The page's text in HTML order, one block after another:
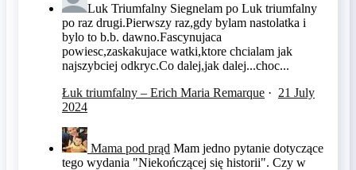
Luk Triumfalny Siegnelam po Luk triumfalny
po raz drugi.Pierwszy raz,gdy bylam nastolatka i
bylo to b.b. dawno.Fascynujaca
powiesc,zaskakujace watki,ktore chcialam jak
najszybciej odkryc.Co dalej,jak dalej...choc...
Łuk triumfalny – Erich Maria Remarque · 21 July
2024
Mama pod prąd Mam jedno pytanie dotyczące
tego wydania "Niekończącej się historii". Czy w